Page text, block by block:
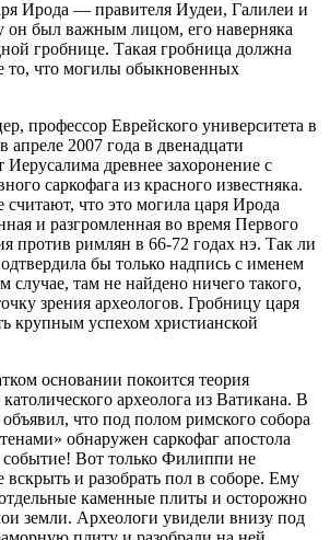
Ирода — правителя Иудеи, Галилеи и
он был важным лицом, его наверняка
гробнице. Такая гробница должна
то, что могилы обыкновенных
профессор Еврейского университета в
апреле 2007 года в двенадцати
древнее захоронение с
саркофага из красного известняка.
считают, что это могила царя Ирода
и разгромленная во время Первого
против римлян в 66-72 годах нэ. Так ли
бы только надпись с именем
случае, там не найдено ничего такого,
зрения археологов. Гробницу царя
крупным успехом христианской
основании покоится теория
археолога из Ватикана. В
что под полом римского собора
обнаружен саркофаг апостола
событие! Вот только Филиппи не
вскрыть и разобрать пол в соборе. Ему
каменные плиты и осторожно
земли. Археологи увидели внизу под